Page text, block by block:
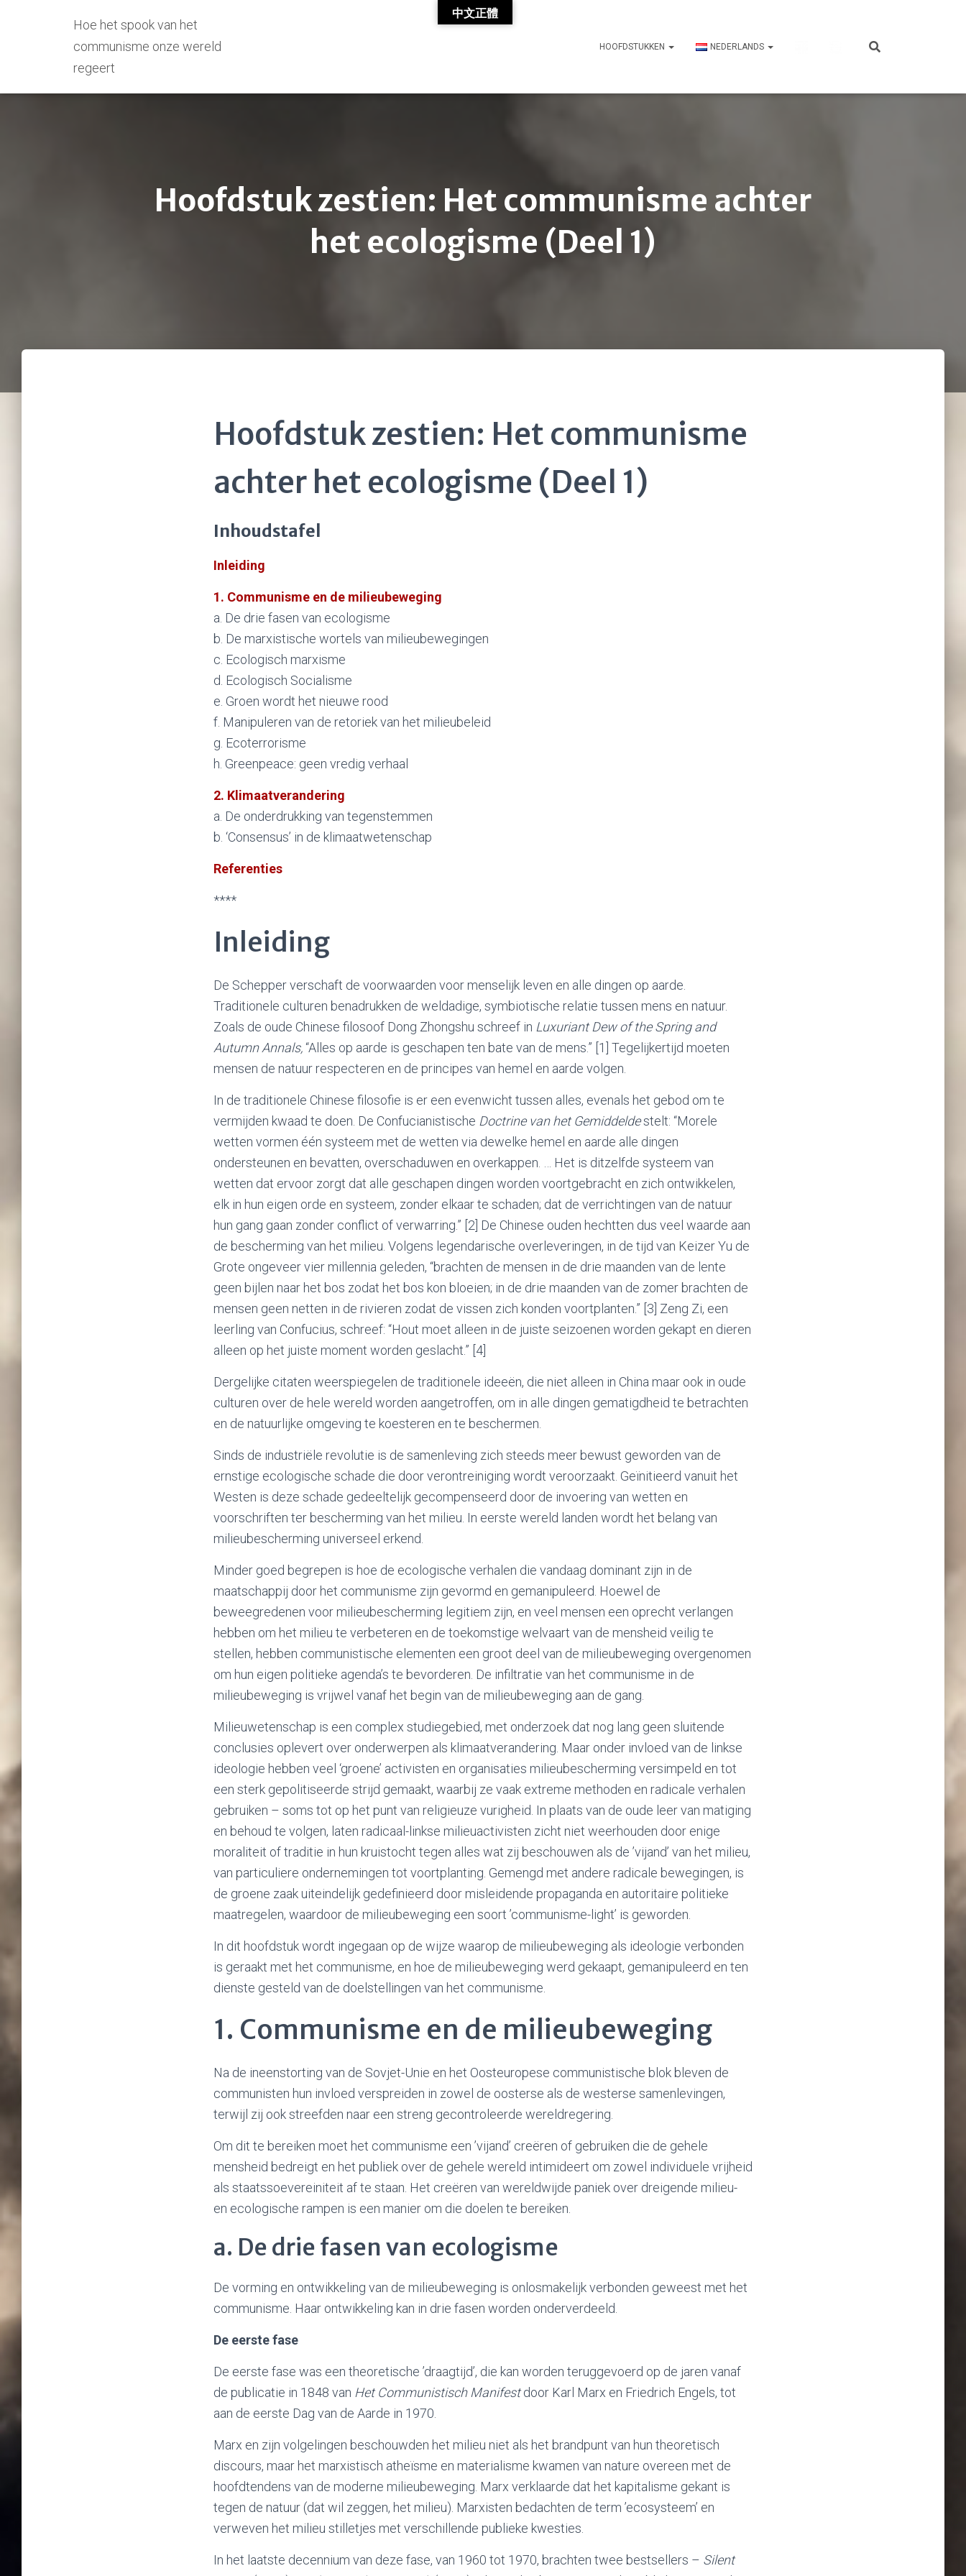
Hoe het spook van het
communisme onze wereld
regeert
HOOFDSTUKKEN NEDERLANDS
Hoofdstuk zestien: Het communisme achter
het ecologisme (Deel 1)
Hoofdstuk zestien: Het communisme
achter het ecologisme (Deel 1)
Inhoudstafel
Inleiding
1. Communisme en de milieubeweging
a. De drie fasen van ecologisme
b. De marxistische wortels van milieubewegingen
c. Ecologisch marxisme
d. Ecologisch Socialisme
e. Groen wordt het nieuwe rood
f. Manipuleren van de retoriek van het milieubeleid
g. Ecoterrorisme
h. Greenpeace: geen vredig verhaal
2. Klimaatverandering
a. De onderdrukking van tegenstemmen
b. ‘Consensus’ in de klimaatwetenschap
Referenties
****
Inleiding
De Schepper verschaft de voorwaarden voor menselijk leven en alle dingen op aarde.
Traditionele culturen benadrukken de weldadige, symbiotische relatie tussen mens en natuur.
Zoals de oude Chinese filosoof Dong Zhongshu schreef in Luxuriant Dew of the Spring and
Autumn Annals, “Alles op aarde is geschapen ten bate van de mens.” [1] Tegelijkertijd moeten
mensen de natuur respecteren en de principes van hemel en aarde volgen.
In de traditionele Chinese filosofie is er een evenwicht tussen alles, evenals het gebod om te
vermijden kwaad te doen. De Confucianistische Doctrine van het Gemiddeldestelt: “Morele
wetten vormen één systeem met de wetten via dewelke hemel en aarde alle dingen
ondersteunen en bevatten, overschaduwen en overkappen. … Het is ditzelfde systeem van
wetten dat ervoor zorgt dat alle geschapen dingen worden voortgebracht en zich ontwikkelen,
elk in hun eigen orde en systeem, zonder elkaar te schaden; dat de verrichtingen van de natuur
hun gang gaan zonder conflict of verwarring.” [2] De Chinese ouden hechtten dus veel waarde aan
de bescherming van het milieu. Volgens legendarische overleveringen, in de tijd van Keizer Yu de
Grote ongeveer vier millennia geleden, “brachten de mensen in de drie maanden van de lente
geen bijlen naar het bos zodat het bos kon bloeien; in de drie maanden van de zomer brachten de
mensen geen netten in de rivieren zodat de vissen zich konden voortplanten.” [3] Zeng Zi, een
leerling van Confucius, schreef: “Hout moet alleen in de juiste seizoenen worden gekapt en dieren
alleen op het juiste moment worden geslacht.” [4]
Dergelijke citaten weerspiegelen de traditionele ideeën, die niet alleen in China maar ook in oude
culturen over de hele wereld worden aangetroffen, om in alle dingen gematigdheid te betrachten
en de natuurlijke omgeving te koesteren en te beschermen.
Sinds de industriële revolutie is de samenleving zich steeds meer bewust geworden van de
ernstige ecologische schade die door verontreiniging wordt veroorzaakt. Geïnitieerd vanuit het
Westen is deze schade gedeeltelijk gecompenseerd door de invoering van wetten en
voorschriften ter bescherming van het milieu. In eerste wereld landen wordt het belang van
milieubescherming universeel erkend.
Minder goed begrepen is hoe de ecologische verhalen die vandaag dominant zijn in de
maatschappij door het communisme zijn gevormd en gemanipuleerd. Hoewel de
beweegredenen voor milieubescherming legitiem zijn, en veel mensen een oprecht verlangen
hebben om het milieu te verbeteren en de toekomstige welvaart van de mensheid veilig te
stellen, hebben communistische elementen een groot deel van de milieubeweging overgenomen
om hun eigen politieke agenda’s te bevorderen. De infiltratie van het communisme in de
milieubeweging is vrijwel vanaf het begin van de milieubeweging aan de gang.
Milieuwetenschap is een complex studiegebied, met onderzoek dat nog lang geen sluitende
conclusies oplevert over onderwerpen als klimaatverandering. Maar onder invloed van de linkse
ideologie hebben veel ‘groene’ activisten en organisaties milieubescherming versimpeld en tot
een sterk gepolitiseerde strijd gemaakt, waarbij ze vaak extreme methoden en radicale verhalen
gebruiken – soms tot op het punt van religieuze vurigheid. In plaats van de oude leer van matiging
en behoud te volgen, laten radicaal-linkse milieuactivisten zicht niet weerhouden door enige
moraliteit of traditie in hun kruistocht tegen alles wat zij beschouwen als de ’vijand’ van het milieu,
van particuliere ondernemingen tot voortplanting. Gemengd met andere radicale bewegingen, is
de groene zaak uiteindelijk gedefinieerd door misleidende propaganda en autoritaire politieke
maatregelen, waardoor de milieubeweging een soort ’communisme-light’ is geworden.
In dit hoofdstuk wordt ingegaan op de wijze waarop de milieubeweging als ideologie verbonden
is geraakt met het communisme, en hoe de milieubeweging werd gekaapt, gemanipuleerd en ten
dienste gesteld van de doelstellingen van het communisme.
1. Communisme en de milieubeweging
Na de ineenstorting van de Sovjet-Unie en het Oosteuropese communistische blok bleven de
communisten hun invloed verspreiden in zowel de oosterse als de westerse samenlevingen,
terwijl zij ook streefden naar een streng gecontroleerde wereldregering.
Om dit te bereiken moet het communisme een ’vijand’ creëren of gebruiken die de gehele
mensheid bedreigt en het publiek over de gehele wereld intimideert om zowel individuele vrijheid
als staatssoevereiniteit af te staan. Het creëren van wereldwijde paniek over dreigende milieu-
en ecologische rampen is een manier om die doelen te bereiken.
a. De drie fasen van ecologisme
De vorming en ontwikkeling van de milieubeweging is onlosmakelijk verbonden geweest met het
communisme. Haar ontwikkeling kan in drie fasen worden onderverdeeld.
De eerste fase
De eerste fase was een theoretische ’draagtijd’, die kan worden teruggevoerd op de jaren vanaf
de publicatie in 1848 van Het Communistisch Manifestdoor Karl Marx en Friedrich Engels, tot
aan de eerste Dag van de Aarde in 1970.
Marx en zijn volgelingen beschouwden het milieu niet als het brandpunt van hun theoretisch
discours, maar het marxistisch atheïsme en materialisme kwamen van nature overeen met de
hoofdtendens van de moderne milieubeweging. Marx verklaarde dat het kapitalisme gekant is
tegen de natuur (dat wil zeggen, het milieu). Marxisten bedachten de term ’ecosysteem’ en
verweven het milieu stilletjes met verschillende publieke kwesties.
In het laatste decennium van deze fase, van 1960 tot 1970, brachten twee bestsellers – Silent
中文正體